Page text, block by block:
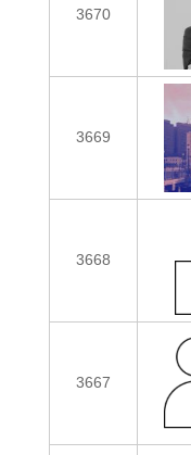
3670
3669
3668
3667